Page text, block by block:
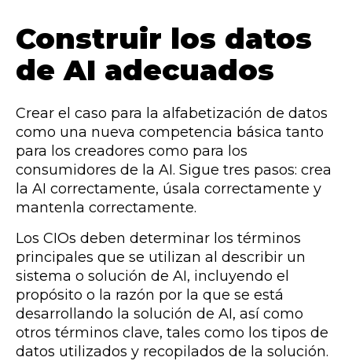
Construir los datos
de AI adecuados
Crear el caso para la alfabetización de datos
como una nueva competencia básica tanto
para los creadores como para los
consumidores de la AI. Sigue tres pasos: crea
la AI correctamente, úsala correctamente y
mantenla correctamente.
Los CIOs deben determinar los términos
principales que se utilizan al describir un
sistema o solución de AI, incluyendo el
propósito o la razón por la que se está
desarrollando la solución de AI, así como
otros términos clave, tales como los tipos de
datos utilizados y recopilados de la solución.